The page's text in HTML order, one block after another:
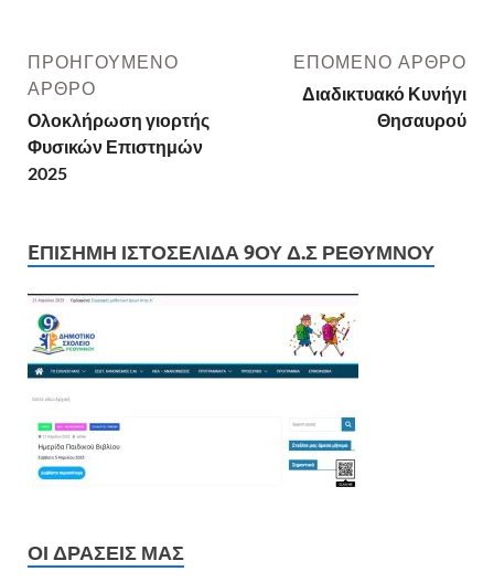
ΠΡΟΗΓΟΎΜΕΝΟ
ΆΡΘΡΟ
Ολοκλήρωση γιορτής
Φυσικών Επιστημών
2025
ΕΠΌΜΕΝΟ ΆΡΘΡΟ
Διαδικτυακό Κυνήγι
Θησαυρού
EΠΊΣΗΜΗ ΙΣΤΟΣΕΛΊΔΑ 9ΟΥ Δ.Σ ΡΕΘΎΜΝΟΥ
ΟΙ ΔΡΆΣΕΙΣ ΜΑΣ